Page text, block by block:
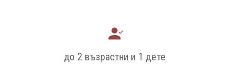
до 2 възрастни и 1 дете